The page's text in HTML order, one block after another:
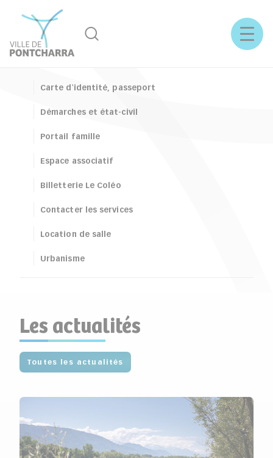
Menu
Rechercher
Accès rapide
Carte d'identité, passeport
Démarches et état-civil
Portail famille
Espace associatif
Billetterie Le Coléo
Contacter les services
Location de salle
Urbanisme
Les actualités
Toutes les actualités